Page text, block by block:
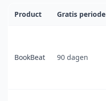
Product Gratis periode
BookBeat 90 dagen